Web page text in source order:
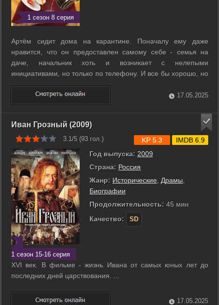
1 сезон 8 серия
Артём сидит дома на карантине. Поначалу ему даже
нравится, что он предоставлен самому себе - семья на
даче, начальник хоть и возникает с нелепыми
инициативами, но только по телефону. И все бы хорошо, но
вскоре Артем начинает замечать странные вещи: половина
яичницы исчезает на глазах, стакан с виски сам переезжает
в ванную, а на холодильнике ...
17.05.2025
Иван Грозный (2009)
3.1/5 (93 гол.)
1 сезон 15-16 серия
Год выпуска: 2009
Страна: Россия
Жанр: Исторические Драмы
Биографии
Продолжительность: 45 мин
Качество:
SD
KP 5.3 IMDB 6.9
ХVI век. В фильме - жизнь Ивана от самых юных лет до
последних дней царствования. ...
17.05.2025